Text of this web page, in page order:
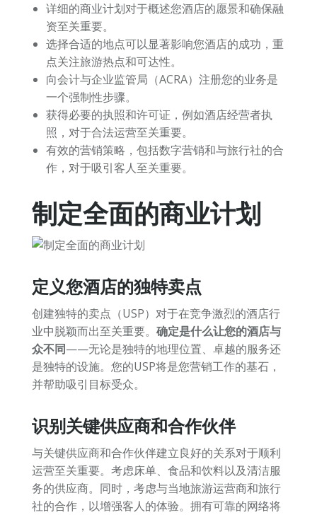
详细的商业计划对于概述您酒店的愿景和确保融
资至关重要。
选择合适的地点可以显著影响您酒店的成功，重
点关注旅游热点和可达性。
向会计与企业监管局（ACRA）注册您的业务是
一个强制性步骤。
获得必要的执照和许可证，例如酒店经营者执
照，对于合法运营至关重要。
有效的营销策略，包括数字营销和与旅行社的合
作，对于吸引客人至关重要。
制定全面的商业计划
定义您酒店的独特卖点
创建独特的卖点（USP）对于在竞争激烈的酒店行
业中脱颖而出至关重要。 确定是什么让您的酒店与
众不同——无论是独特的地理位置、卓越的服务还
是独特的设施。您的USP将是您营销工作的基石，
并帮助吸引目标受众。
识别关键供应商和合作伙伴
与关键供应商和合作伙伴建立良好的关系对于顺利
运营至关重要。考虑床单、食品和饮料以及清洁服
务的供应商。同时，考虑与当地旅游运营商和旅行
社的合作，以增强客人的体验。拥有可靠的网络将